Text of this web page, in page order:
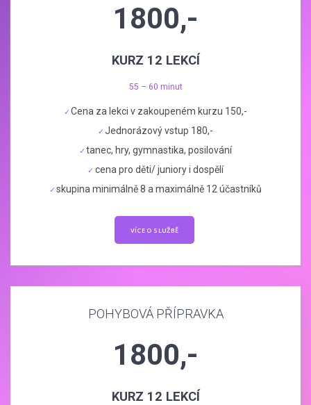
1800,-
KURZ 12 LEKCÍ
55 – 60 minut
Cena za lekci v zakoupeném kurzu 150,-
Jednorázový vstup 180,-
tanec, hry, gymnastika, posilování
cena pro děti/ juniory i dospělí
skupina minimálně 8 a maximálně 12 účastníků
VÍCE O SLUŽBĚ
POHYBOVÁ PŘÍPRAVKA
1800,-
KURZ 12 LEKCÍ